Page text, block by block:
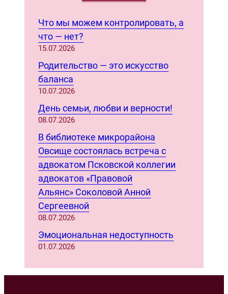
Что мы можем контролировать, а
что — нет?
15.07.2026
Родительство — это искусство
баланса
10.07.2026
День семьи, любви и верности!
08.07.2026
В библиотеке микрорайона
Овсище состоялась встреча с
адвокатом Псковской коллегии
адвокатов «Правовой
Альянс» Соколовой Анной
Сергеевной
08.07.2026
Эмоциональная недоступность
01.07.2026